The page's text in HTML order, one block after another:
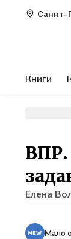
Санкт-
Книги
ВПР.
Елена
Мало